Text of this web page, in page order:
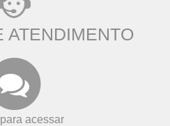
ATENDIMENTO
acessar